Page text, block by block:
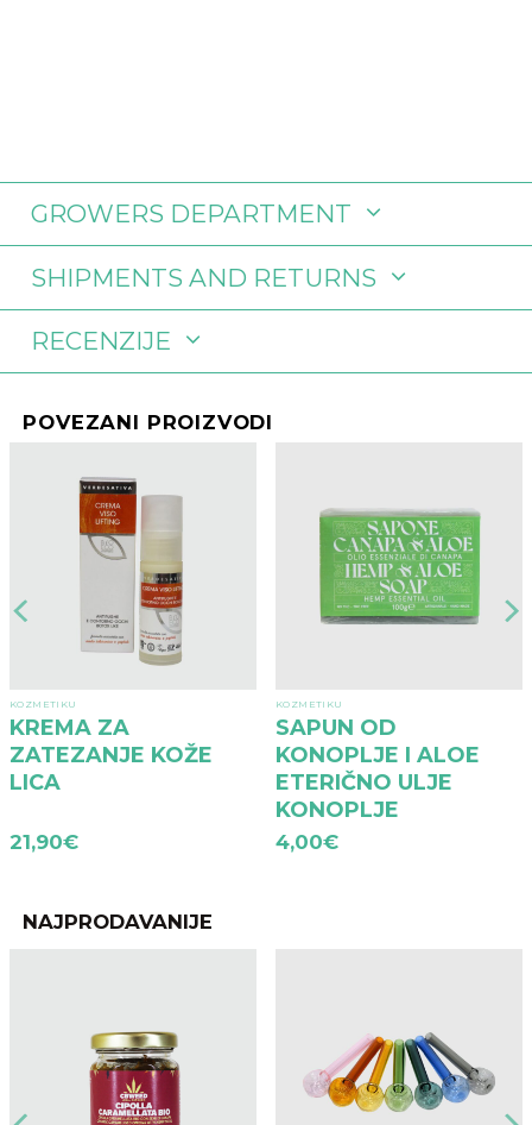
GROWERS DEPARTMENT
SHIPMENTS AND RETURNS
RECENZIJE
POVEZANI PROIZVODI
KOZMETIKU
KREMA ZA
ZATEZANJE KOŽE
LICA
21,90€
KOZMETIKU
SAPUN OD
KONOPLJE I ALOE
ETERIČNO ULJE
KONOPLJE
4,00€
NAJPRODAVANIJE